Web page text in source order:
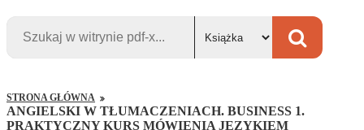
STRONA GŁÓWNA
ANGIELSKI W TŁUMACZENIACH. BUSINESS 1.
PRAKTYCZNY KURS MÓWIENIA JĘZYKIEM